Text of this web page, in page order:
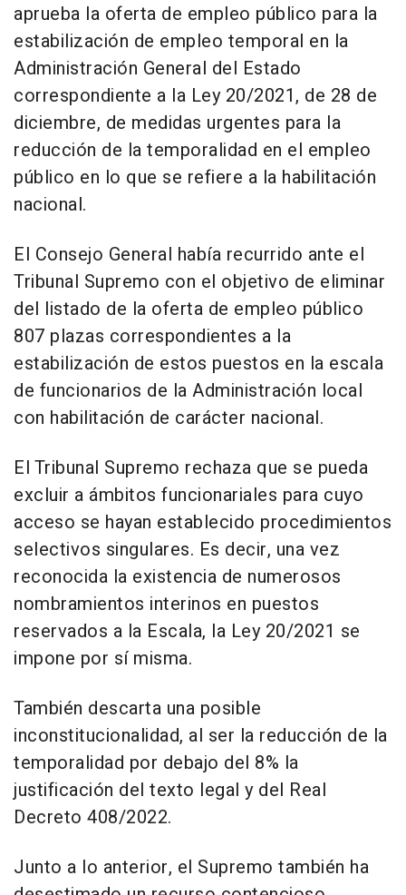
aprueba la oferta de empleo público para la
estabilización de empleo temporal en la
Administración General del Estado
correspondiente a la Ley 20/2021, de 28 de
diciembre, de medidas urgentes para la
reducción de la temporalidad en el empleo
público en lo que se refiere a la habilitación
nacional.
El Consejo General había recurrido ante el
Tribunal Supremo con el objetivo de eliminar
del listado de la oferta de empleo público
807 plazas correspondientes a la
estabilización de estos puestos en la escala
de funcionarios de la Administración local
con habilitación de carácter nacional.
El Tribunal Supremo rechaza que se pueda
excluir a ámbitos funcionariales para cuyo
acceso se hayan establecido procedimientos
selectivos singulares. Es decir, una vez
reconocida la existencia de numerosos
nombramientos interinos en puestos
reservados a la Escala, la Ley 20/2021 se
impone por sí misma.
También descarta una posible
inconstitucionalidad, al ser la reducción de la
temporalidad por debajo del 8% la
justificación del texto legal y del Real
Decreto 408/2022.
Junto a lo anterior, el Supremo también ha